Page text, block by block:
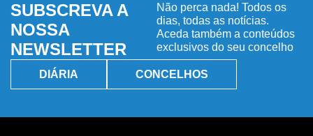
SUBSCREVA A
NOSSA
NEWSLETTER
Não perca nada! Todos os
dias, todas as notícias.
Aceda também a conteúdos
exclusivos do seu concelho
DIÁRIA CONCELHOS